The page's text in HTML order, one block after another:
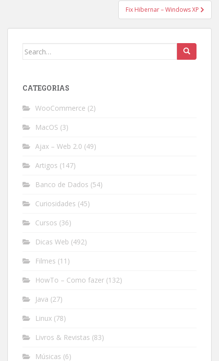
Fix Hibernar – Windows XP
Search
CATEGORIAS
WooCommerce (2)
MacOS (3)
Ajax – Web 2.0 (49)
Artigos (147)
Banco de Dados (54)
Curiosidades (45)
Cursos (36)
Dicas Web (492)
Filmes (11)
HowTo – Como fazer (132)
Java (27)
Linux (78)
Livros & Revistas (83)
Músicas (6)